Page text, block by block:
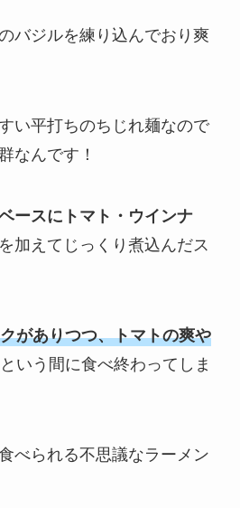
バジルを練り込んでおり爽
い平打ちのちじれ麺なので
なんです！
ースにトマト・ウインナ
加えてじっくり煮込んだス
がありつつ、トマトの爽や
いう間に食べ終わってしま
べられる不思議なラーメン